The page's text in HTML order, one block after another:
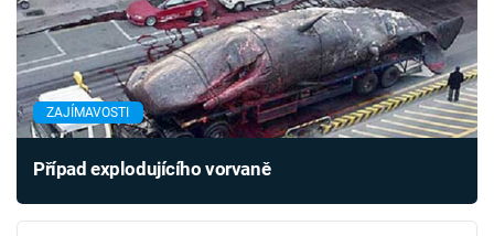
ZAJÍMAVOSTI
Případ explodujícího vorvaně